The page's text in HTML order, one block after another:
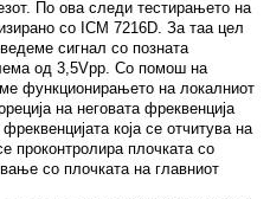
По ова следи тестирањето на
со ICM 7216D. За таа цел
сигнал со позната
од 3,5Vpp. Со помош на
функционирањето на локалниот
на неговата фреквенција
која се отчитува на
проконтролира плочката со
со плочката на главниот